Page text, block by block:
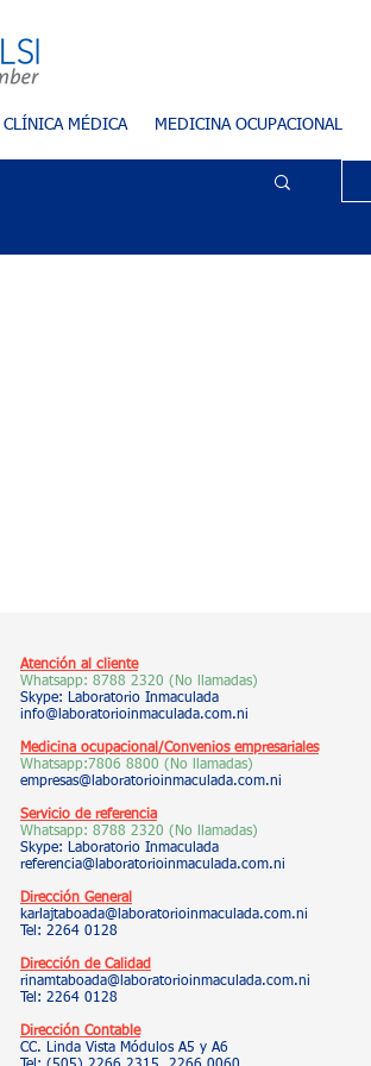
CLÍNICA MÉDICA MEDICINA OCUPACIONAL
Atención al cliente
Whatsapp: 8788 2320 (No llamadas)
Skype: Laboratorio Inmaculada
info@laboratorioinmaculada.com.ni
Medicina ocupacional/Convenios empresariales
Whatsapp:7806 8800 (No llamadas)
empresas@laboratorioinmaculada.com.ni
Servicio de referencia
Whatsapp: 8788 2320 (No llamadas)
Skype: Laboratorio Inmaculada
referencia@laboratorioinmaculada.com.ni
Dirección General
karlajtaboada@laboratorioinmaculada.com.ni
Tel: 2264 0128
Dirección de Calidad
rinamtaboada@laboratorioinmaculada.com.ni
Tel: 2264 0128
Dirección Contable
CC. Linda Vista Módulos A5 y A6